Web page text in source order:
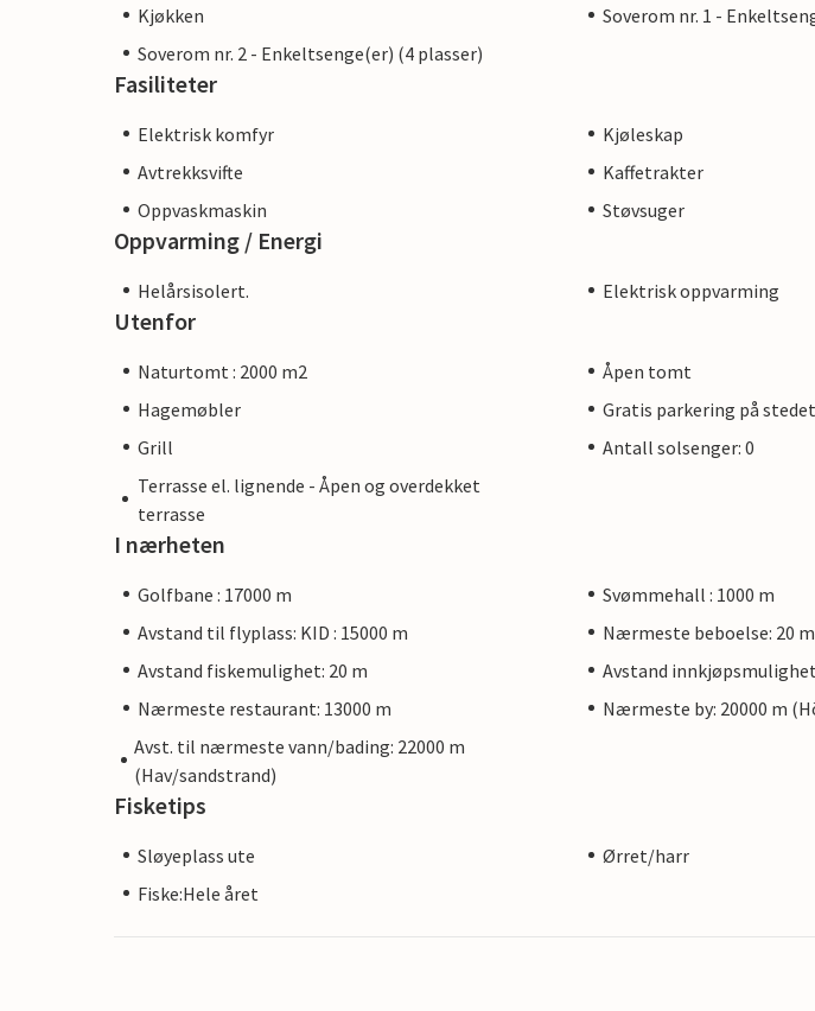
Kjøkken
Soverom nr. 1 -
Soverom nr. 2 - Enkeltsenge(er) (4 plasser)
Fasiliteter
Elektrisk komfyr
Kjøleskap
Avtrekksvifte
Kaffetrakter
Oppvaskmaskin
Støvsuger
Oppvarming / Energi
Helårsisolert. Elektrisk oppvarming
Utenfor
Naturtomt : 2000 m2
Åpen tomt
Hagemøbler
Gratis parkering på
Grill
Antall solsenger: 0
Terrasse el. lignende - Åpen og overdekket
terrasse
I nærheten
Golfbane : 17000 m
Svømmehall : 1000 m
Avstand til flyplass: KID : 15000 m
Nærmeste beboelse: 20 m
Avstand fiskemulighet: 20 m
Avstand
Nærmeste restaurant: 13000 m
Nærmeste by: 20000 m
Avst. til nærmeste vann/bading: 22000 m
(Hav/sandstrand)
Fisketips
Sløyeplass ute
Ørret/harr
Fiske:Hele året